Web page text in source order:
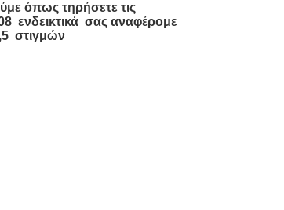
όπως τηρήσετε τις
ενδεικτικά σας αναφέρομε
στιγμών